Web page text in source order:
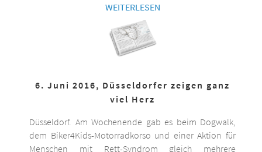
WEITERLESEN
6. Juni 2016, Düsseldorfer zeigen ganz
viel Herz
Düsseldorf. Am Wochenende gab es beim Dogwalk,
dem Biker4Kids-Motorradkorso und einer Aktion für
Menschen mit Rett-Syndrom gleich mehrere